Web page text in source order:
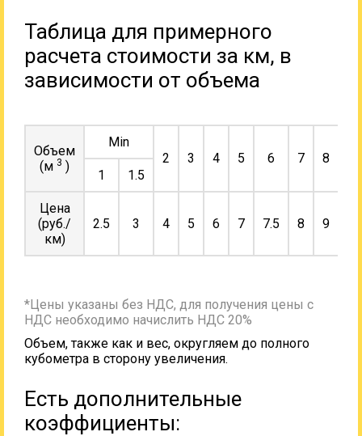
Таблица для примерного
расчета стоимости за км, в
зависимости от объема
Объем
(м 3 )
Min
2
3 4 5 6 7 8
1
1.5
Цена
(руб./
км)
2.5 3 4 5 6 7 7.5 8 9
*Цены указаны без НДС, для получения цены с
НДС необходимо начислить НДС 20%
Объем, также как и вес, округляем до полного
кубометра в сторону увеличения.
Есть дополнительные
коэффициенты: